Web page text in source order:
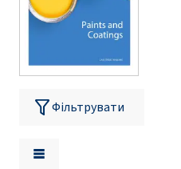
Фільтрувати